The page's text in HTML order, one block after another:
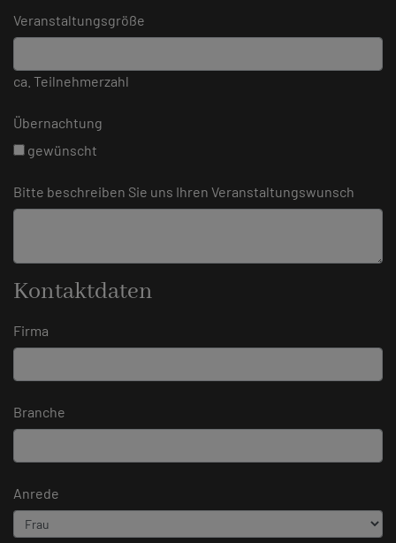
Veranstaltungsgröße
ca. Teilnehmerzahl
Übernachtung
gewünscht
Bitte beschreiben Sie uns Ihren Veranstaltungswunsch
Kontaktdaten
Firma
Branche
Anrede